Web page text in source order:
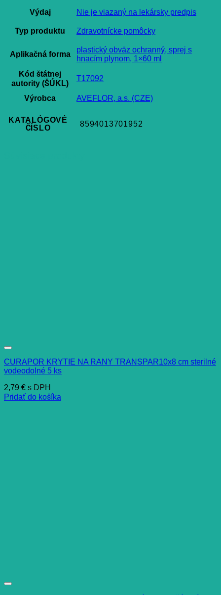
Výdaj Nie je viazaný na lekársky predpis
Typ produktu Zdravotnícke pomôcky
Aplikačná forma
plastický obväz ochranný, sprej s
hnacím plynom, 1×60 ml
Kód štátnej
autority (ŠÚKL)
T17092
Výrobca AVEFLOR, a.s. (CZE)
KATALÓGOVÉ
ČÍSLO
8594013701952
CURAPOR KRYTIE NA RANY TRANSPAR10x8 cm sterilné
vodeodolné 5 ks
2,79 € s DPH
Pridať do košíka